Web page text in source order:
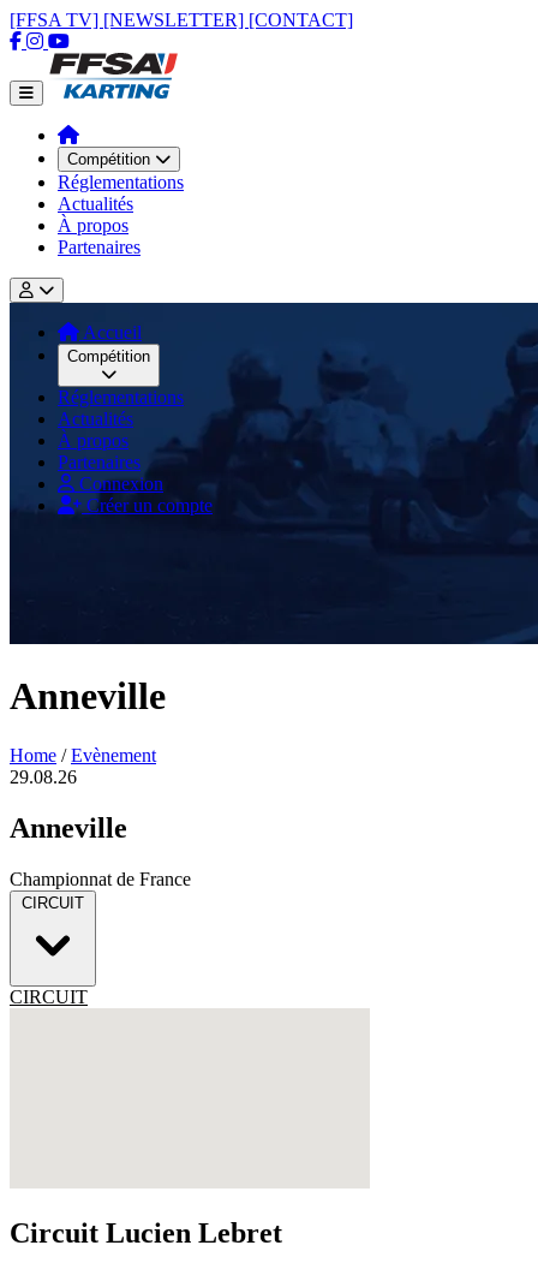
[FFSA TV] [NEWSLETTER] [CONTACT]
Compétition
Réglementations
Actualités
À propos
Partenaires
Accueil
Compétition
Réglementations
Actualités
À propos
Partenaires
Connexion
Créer un compte
Anneville
Home / Evènement
29.08.26
Anneville
Championnat de France
CIRCUIT
CIRCUIT
Circuit Lucien Lebret